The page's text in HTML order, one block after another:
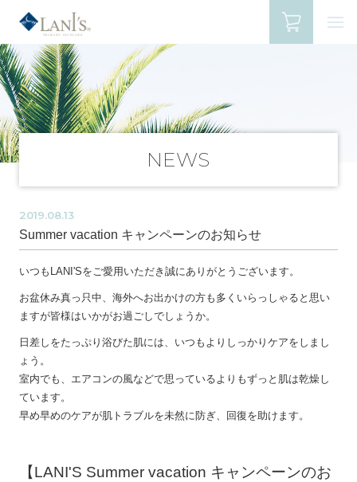
NEWS
2019.08.13
Summer vacation キャンペーンのお知らせ
いつもLANI'Sをご愛用いただき誠にありがとうございます。
お盆休み真っ只中、海外へお出かけの方も多くいらっしゃると思い
ますが皆様はいかがお過ごしでしょうか。
日差しをたっぷり浴びた肌には、いつもよりしっかりケアをしまし
ょう。
室内でも、エアコンの風などで思っているよりもずっと肌は乾燥し
ています。
早め早めのケアが肌トラブルを未然に防ぎ、回復を助けます。
【LANI'S Summer vacation キャンペーンのお